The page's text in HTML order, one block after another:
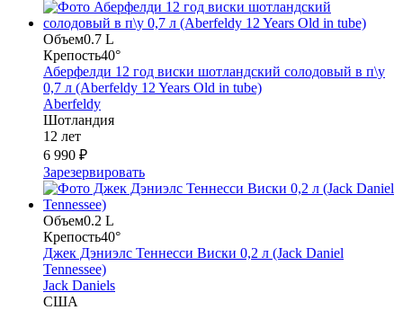
Объем0.7 L
Крепость40°
Аберфелди 12 год виски шотландский солодовый в п\у
0,7 л (Aberfeldy 12 Years Old in tube)
Aberfeldy
Шотландия
12 лет
6 990 ₽
Зарезервировать
Объем0.2 L
Крепость40°
Джек Дэниэлс Теннесси Виски 0,2 л (Jack Daniel
Tennessee)
Jack Daniels
США